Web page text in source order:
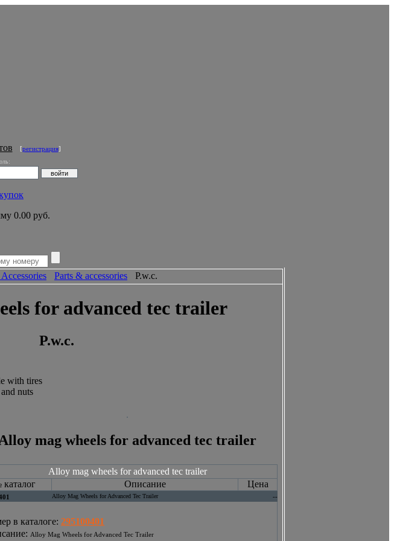
[регистрация]
0.00 руб.
Parts & accessories P.w.c.
for advanced tec trailer
P.w.c.
with tires
nuts
mag wheels for advanced tec trailer
Alloy mag wheels for advanced tec trailer
Описание Цена
Alloy Mag Wheels for Advanced Tec Trailer --
в каталоге: 295100401
: Alloy Mag Wheels for Advanced Tec Trailer